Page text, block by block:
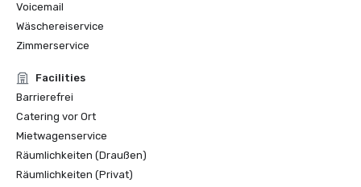
Voicemail
Wäschereiservice
Zimmerservice
Facilities
Barrierefrei
Catering vor Ort
Mietwagenservice
Räumlichkeiten (Draußen)
Räumlichkeiten (Privat)